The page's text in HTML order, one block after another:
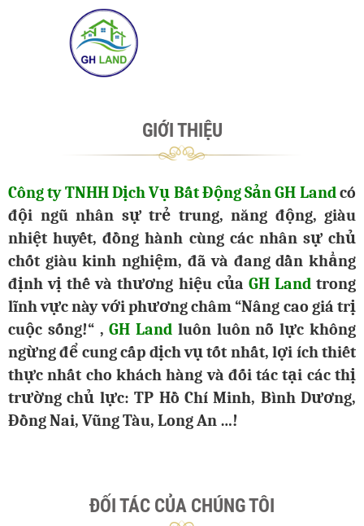
GIỚI THIỆU
Công ty TNHH Dịch Vụ Bất Động Sản GH Landcó
đội ngũ nhân sự trẻ trung, năng động, giàu
nhiệt huyết, đồng hành cùng các nhân sự chủ
chốt giàu kinh nghiệm, đã và đang dần khẳng
định vị thế và thương hiệu của GH Landtrong
lĩnh vực này với phương châm “Nâng cao giá trị
cuộc sống!“ ,GH Land luôn luôn nỗ lực không
ngừng để cung cấp dịch vụ tốt nhất, lợi ích thiết
thực nhất cho khách hàng và đối tác tại các thị
trường chủ lực: TP Hồ Chí Minh, Bình Dương,
Đồng Nai, Vũng Tàu, Long An …!
ĐỐI TÁC CỦA CHÚNG TÔI